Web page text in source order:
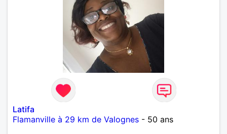
Latifa
Flamanville à 29 km de Valognes - 50 ans